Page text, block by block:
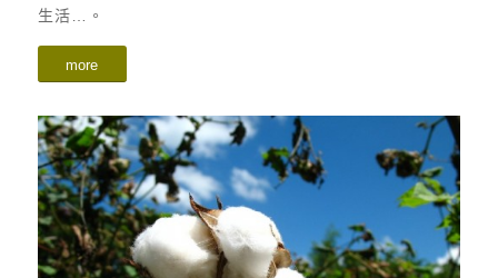
生活…。
more